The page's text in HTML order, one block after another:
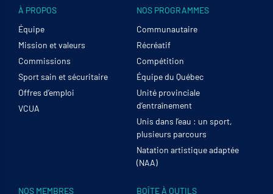
À PROPOS
Équipe
Mission et valeurs
Commissions
Sport sain et sécuritaire
Offres d’emploi
VCUA
NOS PROGRAMMES
Communautaire
Récréatif
Compétition
Équipe du Québec
Unité provinciale
d’entraînement
Unis dans l’eau : un sport,
plusieurs parcours
Natation artistique adaptée
(NAA)
NOS MEMBRES
BOÎTE À OUTILS